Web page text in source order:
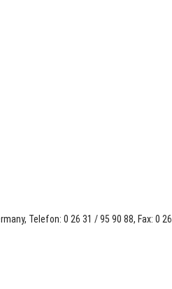
Telefon: 0 26 31 / 95 90 88, Fax: 0 26